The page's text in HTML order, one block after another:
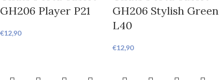
GH206 Player P21
€12,90
GH206 Stylish Green
L40
€12,90